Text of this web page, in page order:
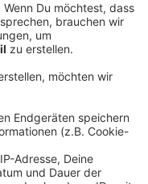
und
im
15:14
und Kommunal-